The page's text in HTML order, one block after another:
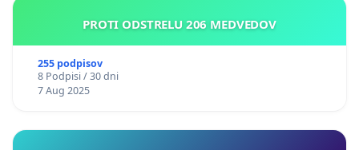
PROTI ODSTRELU 206 MEDVEDOV
255 podpisov
8 Podpisi / 30 dni
7 Aug 2025